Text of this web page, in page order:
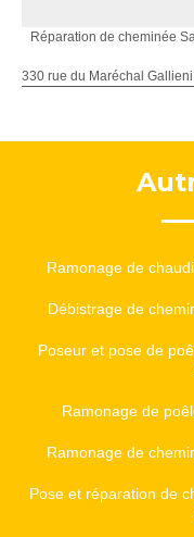
Réparation de cheminée
330 rue du Maréchal
Ramonage de
Débistrage de
Poseur et pose de
Ramonage de
Ramonage de
Pose et réparation de